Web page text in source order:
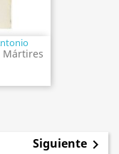
Mártires
Siguiente 